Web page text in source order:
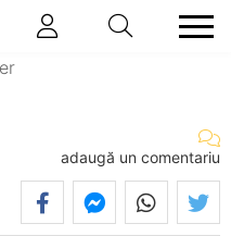
adaugă un comentariu